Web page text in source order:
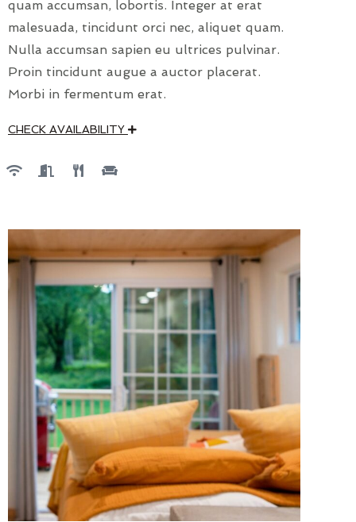
quam accumsan, lobortis. Integer at erat
malesuada, tincidunt orci nec, aliquet quam.
Nulla accumsan sapien eu ultrices pulvinar.
Proin tincidunt augue a auctor placerat.
Morbi in fermentum erat.
CHECK AVAILABILITY